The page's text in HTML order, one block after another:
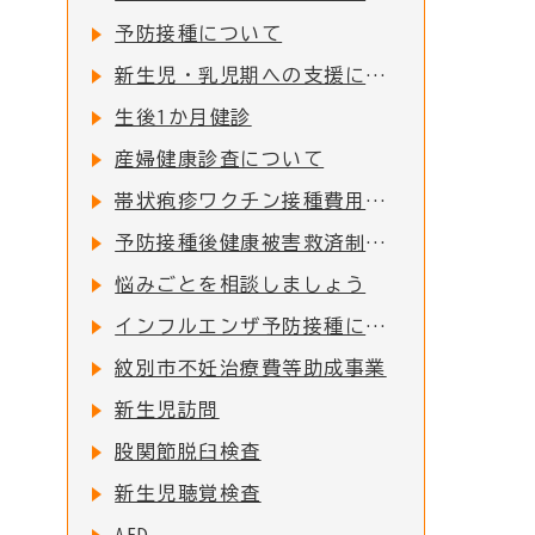
予防接種について
新生児・乳児期への支援について
生後1か月健診
産婦健康診査について
帯状疱疹ワクチン接種費用の一部助成について
予防接種後健康被害救済制度について
悩みごとを相談しましょう
インフルエンザ予防接種について
紋別市不妊治療費等助成事業
新生児訪問
股関節脱臼検査
新生児聴覚検査